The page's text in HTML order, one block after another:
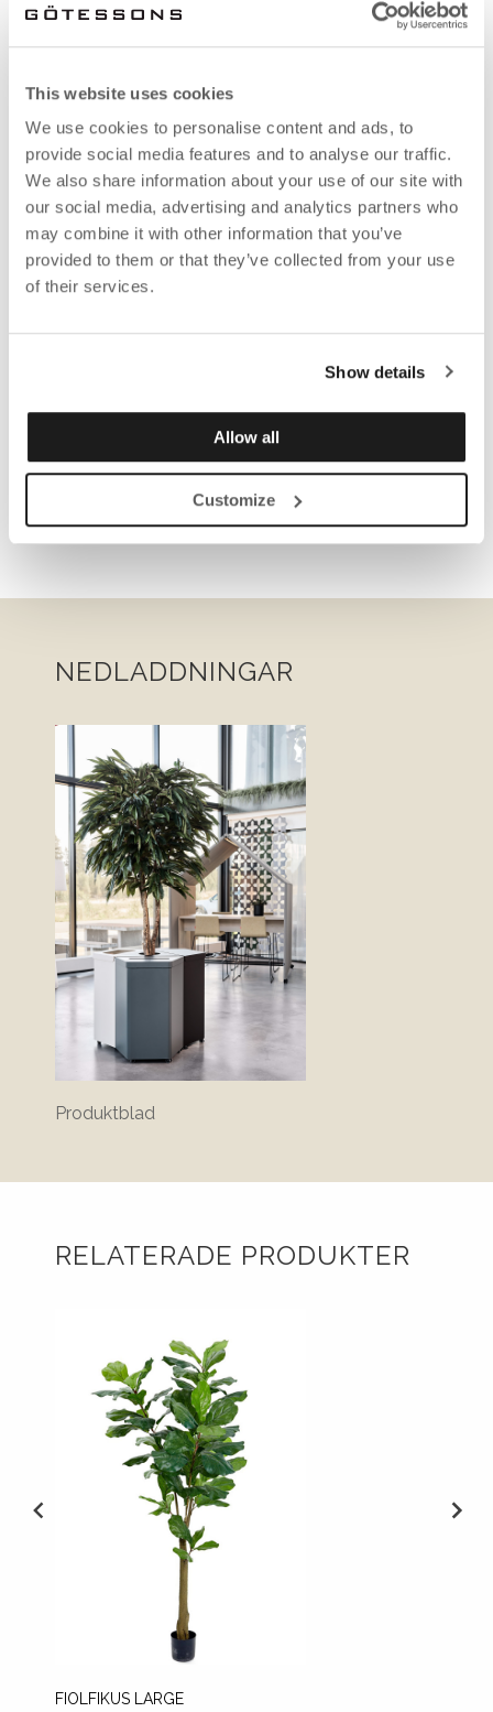
This website uses cookies
We use cookies to personalise content and ads, to
provide social media features and to analyse our traffic.
We also share information about your use of our site with
our social media, advertising and analytics partners who
may combine it with other information that you’ve
provided to them or that they’ve collected from your use
of their services.
Show details
Allow all
Customize
NEDLADDNINGAR
Produktblad
RELATERADE PRODUKTER
FIOLFIKUS LARGE